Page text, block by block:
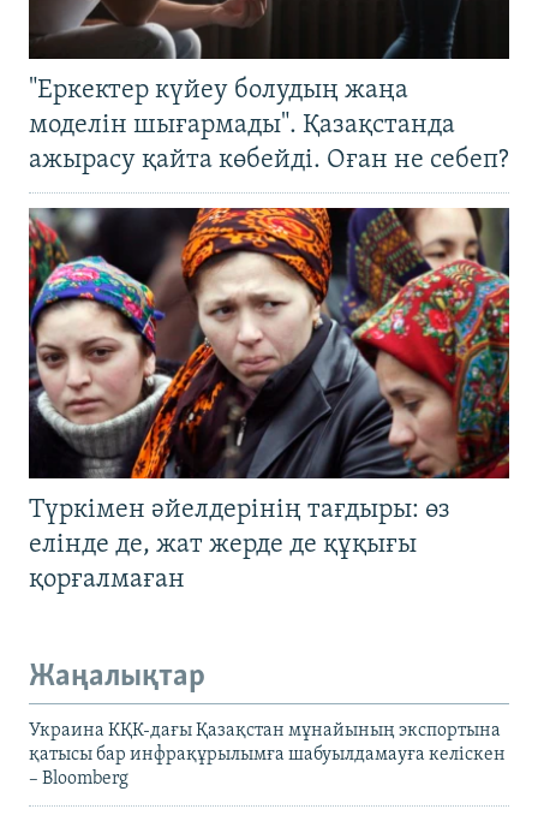
"Еркектер күйеу болудың жаңа
моделін шығармады". Қазақстанда
ажырасу қайта көбейді. Оған не себеп?
Түркімен әйелдерінің тағдыры: өз
елінде де, жат жерде де құқығы
қорғалмаған
Жаңалықтар
Украина КҚК-дағы Қазақстан мұнайының экспортына
қатысы бар инфрақұрылымға шабуылдамауға келіскен
– Bloomberg